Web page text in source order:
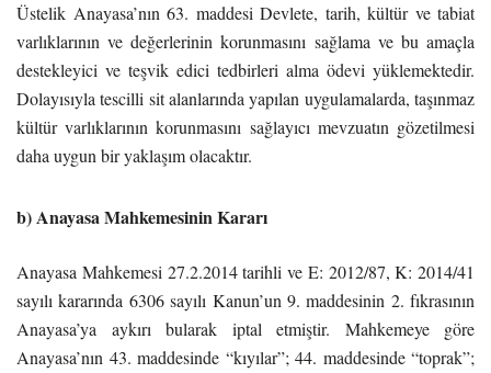
Üstelik Anayasa’nın 63. maddesi Devlete, tarih, kültür ve tabiat
varlıklarının ve değerlerinin korunmasını sağlama ve bu amaçla
destekleyici ve teşvik edici tedbirleri alma ödevi yüklemektedir.
Dolayısıyla tescilli sit alanlarında yapılan uygulamalarda, taşınmaz
kültür varlıklarının korunmasını sağlayıcı mevzuatın gözetilmesi
daha uygun bir yaklaşım olacaktır.
b) Anayasa Mahkemesinin Kararı
Anayasa Mahkemesi 27.2.2014 tarihli ve E: 2012/87, K: 2014/41
sayılı kararında 6306 sayılı Kanun’un 9. maddesinin 2. fıkrasının
Anayasa’ya aykırı bularak iptal etmiştir. Mahkemeye göre
Anayasa’nın 43. maddesinde “kıyılar”; 44. maddesinde “toprak”;